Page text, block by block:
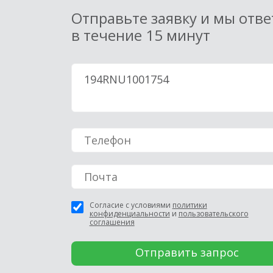
Отправьте заявку и мы
в течение 15 минут
Согласие с условиями политики
конфиденциальности и пользовательского
соглашения